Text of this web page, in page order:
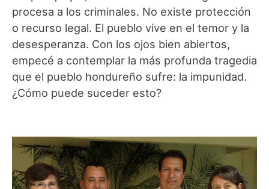
procesa a los criminales. No existe protección
o recurso legal. El pueblo vive en el temor y la
desesperanza. Con los ojos bien abiertos,
empecé a contemplar la más profunda tragedia
que el pueblo hondureño sufre: la impunidad.
¿Cómo puede suceder esto?